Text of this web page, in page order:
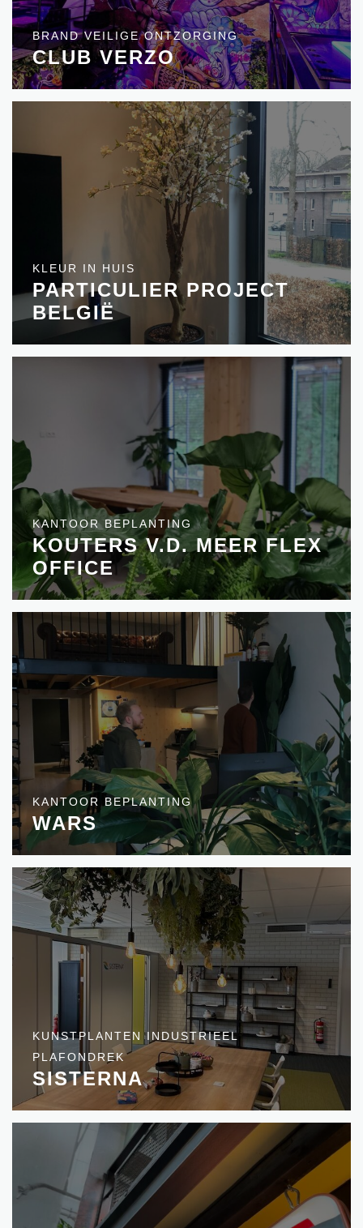
BRAND VEILIGE ONTZORGING
CLUB VERZO
KLEUR IN HUIS
PARTICULIER PROJECT
BELGIË
KANTOOR BEPLANTING
KOUTERS V.D. MEER FLEX
OFFICE
KANTOOR BEPLANTING
WARS
KUNSTPLANTEN INDUSTRIEEL
PLAFONDREK
SISTERNA